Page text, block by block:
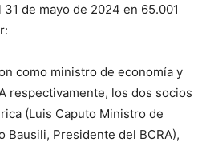
de mayo de 2024 en 65.001
como ministro de economía y
respectivamente, los dos socios
(Luis Caputo Ministro de
Bausili, Presidente del BCRA),